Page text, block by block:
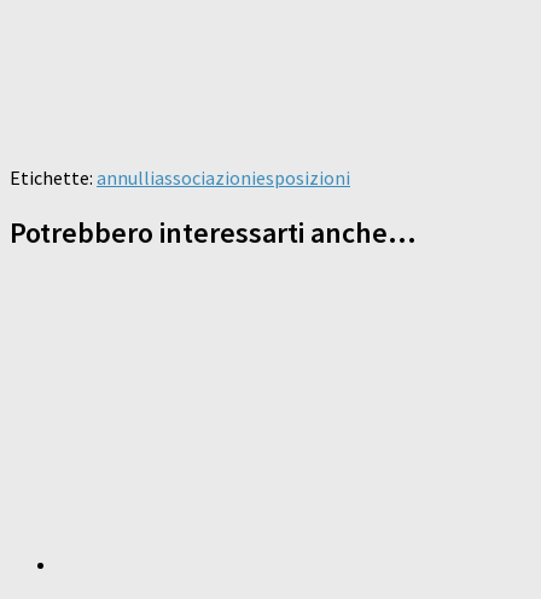
Etichette: annulliassociazioniesposizioni
Potrebbero interessarti anche...